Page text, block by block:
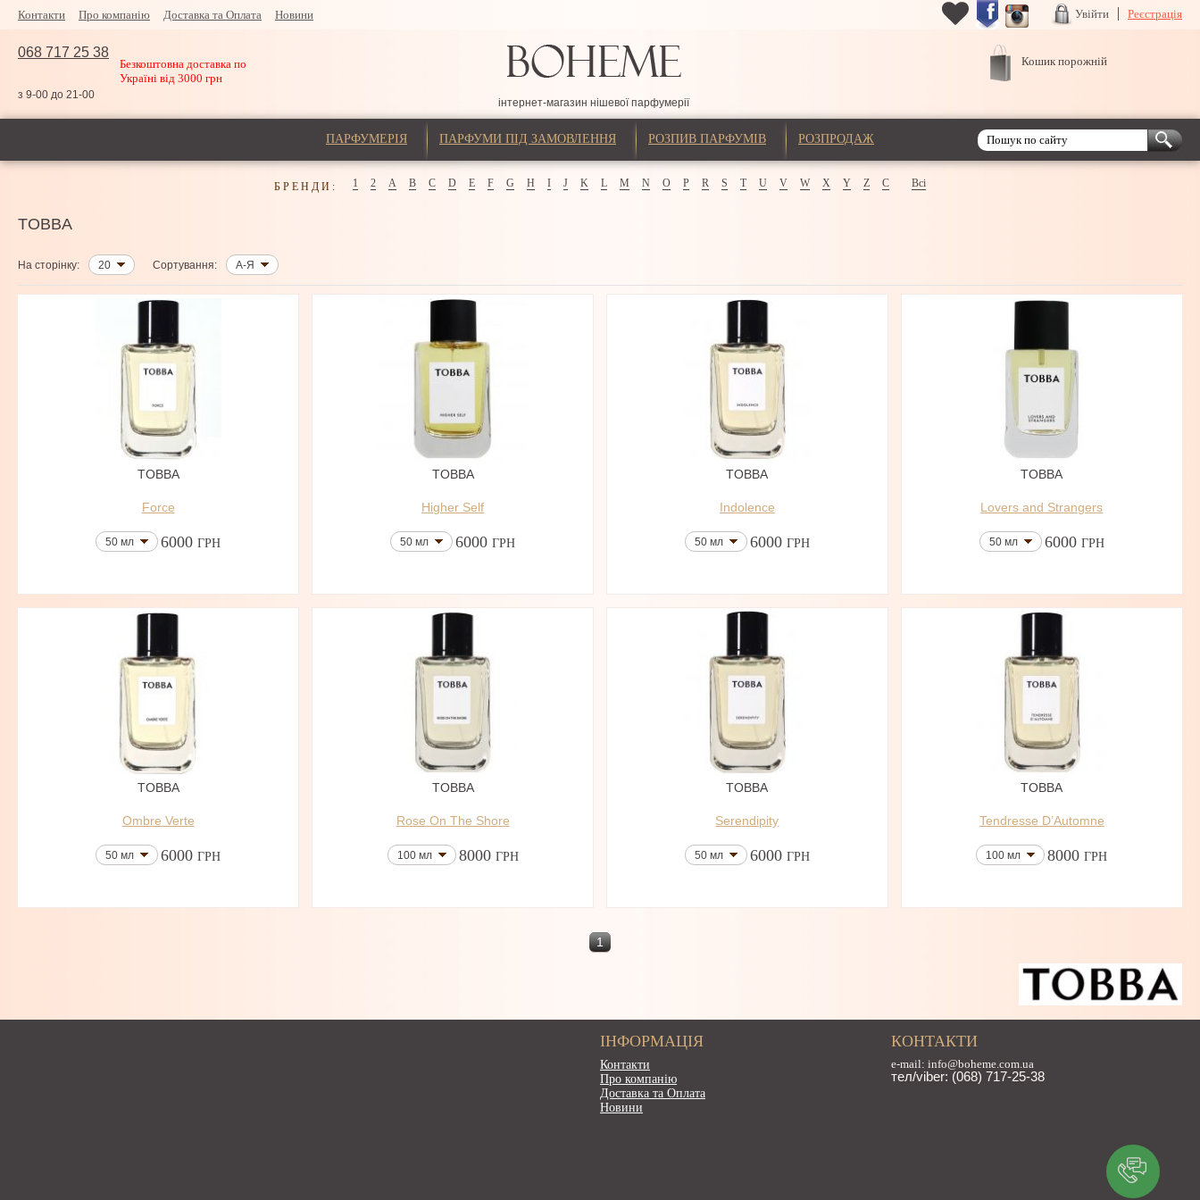
Контакти Про компанію Доставка та Оплата Новини Увійти Реєстрація
068 717 25 38
Безкоштовна доставка по
Україні від 3000 грн
з 9-00 до 21-00
інтернет-магазин нішевої парфумерії
Кошик порожній
ПАРФУМЕРІЯ ПАРФУМИ ПІД ЗАМОВЛЕННЯ РОЗПИВ ПАРФУМІВ РОЗПРОДАЖ
БРЕНДИ: 1 2 A B C D E F G H I J K L M N O P R S T U V W X Y Z С Всі
TOBBA
На сторінку: 20 Сортування: А-Я
TOBBA
Force
50 мл 6000 ГРН
TOBBA
Higher Self
50 мл 6000 ГРН
TOBBA
Indolence
50 мл 6000 ГРН
TOBBA
Lovers and Strangers
50 мл 6000 ГРН
TOBBA
Ombre Verte
50 мл 6000 ГРН
TOBBA
Rose On The Shore
100 мл 8000 ГРН
TOBBA
Serendipity
50 мл 6000 ГРН
TOBBA
Tendresse D’Automne
100 мл 8000 ГРН
1
ІНФОРМАЦІЯ
Контакти
Про компанію
Доставка та Оплата
Новини
КОНТАКТИ
e-mail: info@boheme.com.ua
тел/viber: (068) 717-25-38